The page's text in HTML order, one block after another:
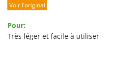
Prestations
Qualité / Prix
Voir l'original
Pour:
Très léger et facile à utiliser